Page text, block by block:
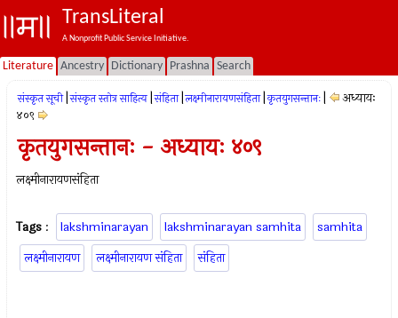
TransLiteral
A Nonprofit Public Service Initiative.
Literature Ancestry Dictionary Prashna Search
संस्कृत सूची संस्कृत स्तोत्र साहित्य संहिता लक्ष्मीनारायणसंहिता कृतयुगसन्तानः
अध्यायः
४०९
कृतयुगसन्तानः - अध्यायः ४०९
लक्ष्मीनारायणसंहिता
Tags : lakshminarayan lakshminarayan samhita
samhita
लक्ष्मीनारायण
लक्ष्मीनारायण संहिता संहिता